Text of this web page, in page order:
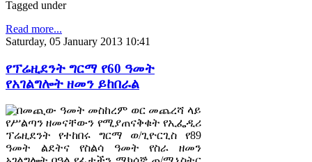
Tagged under
Read more...
Saturday, 05 January 2013 10:41
የፕሬዚደንት ግርማ የ60 ዓመት
የአገልግሎት ዘመን ይከበራል
በመጪው ዓመት መስከረም ወር መጨረሻ ላይ
የሥልጣን ዘመናቸውን የሚያጠናቅቁት የኢፌዲሪ
ፕሬዚደንት የተከበሩ ግርማ ወ/ጊዮርጊስ የ89
ዓመት ልደትና የስልሳ ዓመት የስራ ዘመን